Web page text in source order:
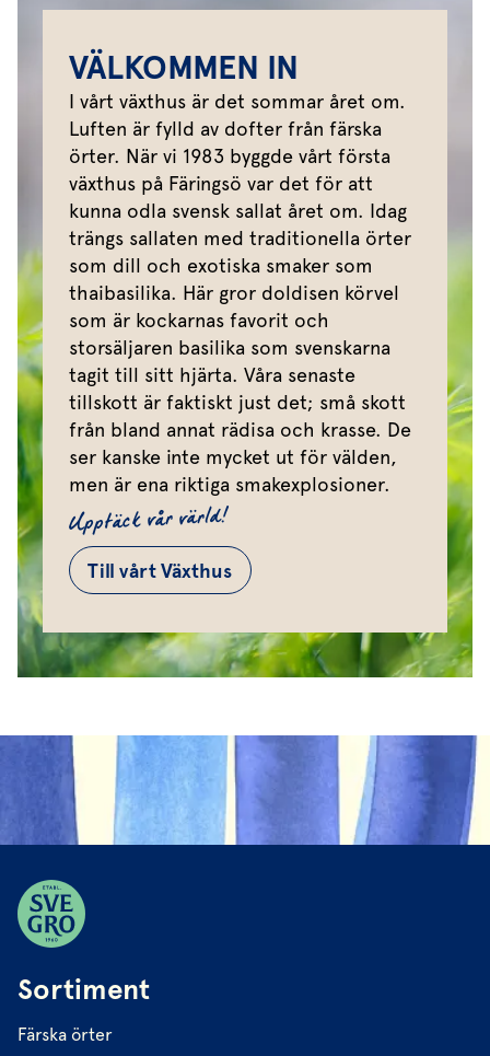
VÄLKOMMEN IN
I vårt växthus är det sommar året om.
Luften är fylld av dofter från färska
örter. När vi 1983 byggde vårt första
växthus på Färingsö var det för att
kunna odla svensk sallat året om. Idag
trängs sallaten med traditionella örter
som dill och exotiska smaker som
thaibasilika. Här gror doldisen körvel
som är kockarnas favorit och
storsäljaren basilika som svenskarna
tagit till sitt hjärta. Våra senaste
tillskott är faktiskt just det; små skott
från bland annat rädisa och krasse. De
ser kanske inte mycket ut för välden,
men är ena riktiga smakexplosioner.
Upptäck vår värld!
Till vårt Växthus
Sortiment
Färska örter